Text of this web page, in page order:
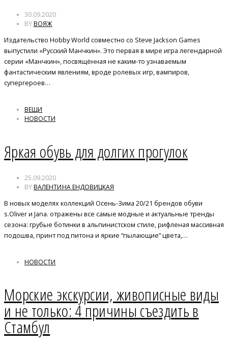
30.09.2020
BYВОЯЖ
Издательство Hobby World совместно со Steve Jackson Games
выпустили «Русский Манчкин». Это первая в мире игра легендарной
серии «Манчкин», посвящённая не каким-то узнаваемым
фантастическим явлениям, вроде ролевых игр, вампиров,
супергероев…
ВЕЩИ
НОВОСТИ
Яркая обувь для долгих прогулок
25.09.2020
BYВАЛЕНТИНА ЕНДОВИЦКАЯ
В новых моделях коллекций Осень-Зима 20/21 брендов обуви
s.Oliver и Jana. отражены все самые модные и актуальные тренды
сезона: грубые ботинки в альпинистском стиле, рифленая массивная
подошва, принт под питона и яркие “пылающие” цвета,…
НОВОСТИ
Морские экскурсии, живописные виды
и не только: 4 причины съездить в
Стамбул